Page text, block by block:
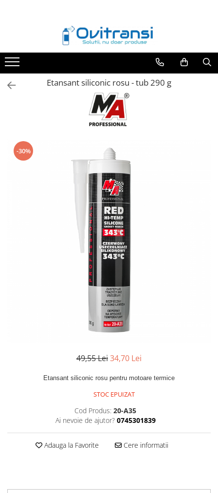
Toate Produsele
Adezivi si etasanti
Adezivi anaerobi
Adezivi rapizi
Benzi adezive
Lubrifianti
Intretinere si reparatii auto
Cosmetice intretinere auto
Demulanti
Antistropi sudura
Etansant siliconic rosu - tub 290 g
-30%
49,55 Lei34,70 Lei
Etansant siliconic rosu pentru motoare termice
STOC EPUIZAT
Cod Produs: 20-A35
Ai nevoie de ajutor? 0745301839
Adauga la Favorite Cere informatii